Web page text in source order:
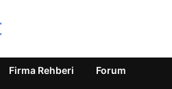
Firma Rehberi Forum